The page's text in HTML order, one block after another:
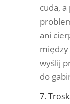
cuda,
ani
wyślij
do
7.